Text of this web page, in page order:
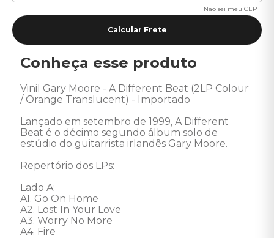
Não sei meu CEP
Conheça esse produto
Vinil Gary Moore - A Different Beat (2LP Colour
/ Orange Translucent) - Importado
Lançado em setembro de 1999, A Different
Beat é o décimo segundo álbum solo de
estúdio do guitarrista irlandês Gary Moore.
Repertório dos LPs:
Lado A:
A1. Go On Home
A2. Lost In Your Love
A3. Worry No More
A4. Fire